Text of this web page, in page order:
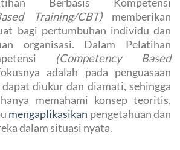
Training/CBT)memberikan
bagi pertumbuhan individu dan
organisasi. Dalam Pelatihan
(Competency Based
adalah pada penguasaan
diukur dan diamati, sehingga
memahami konsep teoritis,
mengaplikasikan pengetahuan dan
dalam situasi nyata.